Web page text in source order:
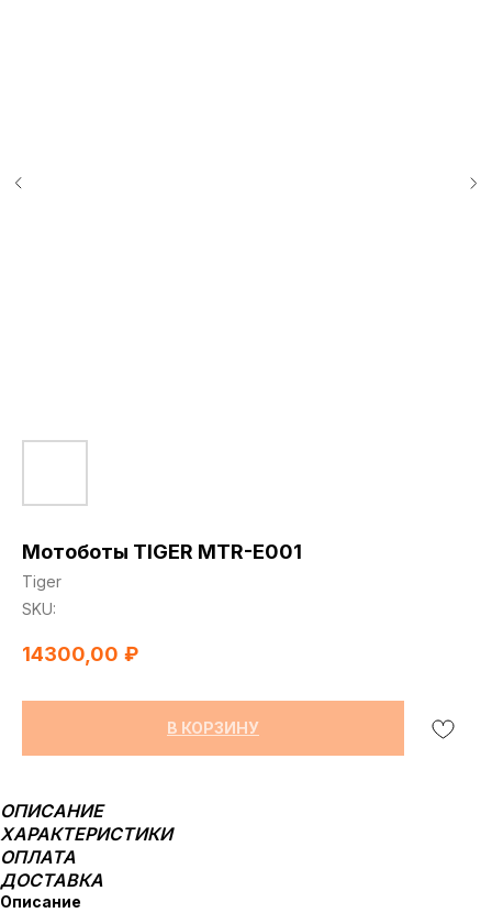
Мотоботы TIGER MTR-E001
Tiger
SKU:
14300,00 ₽
В КОРЗИНУ
ОПИСАНИЕ
ХАРАКТЕРИСТИКИ
ОПЛАТА
ДОСТАВКА
Описание